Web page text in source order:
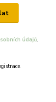
Pomněnková
žlutými
údajů.